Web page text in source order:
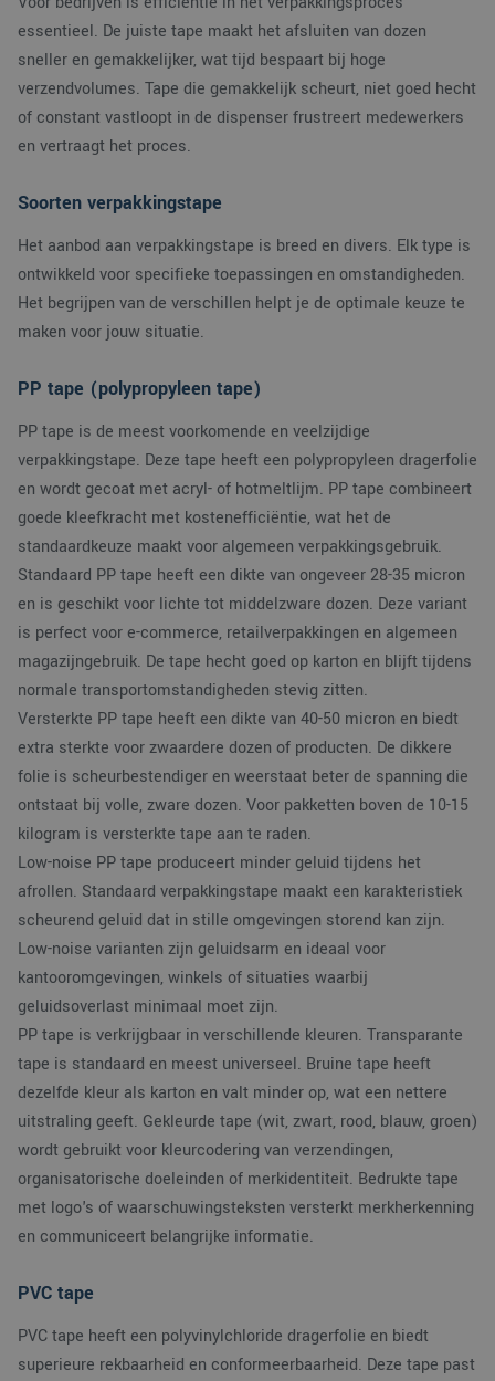
essentieel. De juiste tape maakt het afsluiten van dozen
sneller en gemakkelijker, wat tijd bespaart bij hoge
verzendvolumes. Tape die gemakkelijk scheurt, niet goed hecht
of constant vastloopt in de dispenser frustreert medewerkers
en vertraagt het proces.
Soorten verpakkingstape
Het aanbod aan verpakkingstape is breed en divers. Elk type is
ontwikkeld voor specifieke toepassingen en omstandigheden.
Het begrijpen van de verschillen helpt je de optimale keuze te
maken voor jouw situatie.
PP tape (polypropyleen tape)
PP tape is de meest voorkomende en veelzijdige
verpakkingstape. Deze tape heeft een polypropyleen dragerfolie
en wordt gecoat met acryl- of hotmeltlijm. PP tape combineert
goede kleefkracht met kostenefficiëntie, wat het de
standaardkeuze maakt voor algemeen verpakkingsgebruik.
Standaard PP tape heeft een dikte van ongeveer 28-35 micron
en is geschikt voor lichte tot middelzware dozen. Deze variant
is perfect voor e-commerce, retailverpakkingen en algemeen
magazijngebruik. De tape hecht goed op karton en blijft tijdens
normale transportomstandigheden stevig zitten.
Versterkte PP tape heeft een dikte van 40-50 micron en biedt
extra sterkte voor zwaardere dozen of producten. De dikkere
folie is scheurbestendiger en weerstaat beter de spanning die
ontstaat bij volle, zware dozen. Voor pakketten boven de 10-15
kilogram is versterkte tape aan te raden.
Low-noise PP tape produceert minder geluid tijdens het
afrollen. Standaard verpakkingstape maakt een karakteristiek
scheurend geluid dat in stille omgevingen storend kan zijn.
Low-noise varianten zijn geluidsarm en ideaal voor
kantooromgevingen, winkels of situaties waarbij
geluidsoverlast minimaal moet zijn.
PP tape is verkrijgbaar in verschillende kleuren. Transparante
tape is standaard en meest universeel. Bruine tape heeft
dezelfde kleur als karton en valt minder op, wat een nettere
uitstraling geeft. Gekleurde tape (wit, zwart, rood, blauw, groen)
wordt gebruikt voor kleurcodering van verzendingen,
organisatorische doeleinden of merkidentiteit. Bedrukte tape
met logo's of waarschuwingsteksten versterkt merkherkenning
en communiceert belangrijke informatie.
PVC tape
PVC tape heeft een polyvinylchloride dragerfolie en biedt
superieure rekbaarheid en conformeerbaarheid. Deze tape past